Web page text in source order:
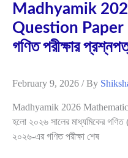
Madhyamik
Question Paper
গণিত পরীক্ষার
February 9, 2026 / By
Madhyamik 2026
হলো ২০২৬ সালের মাধ্যমিকের
২০২৬-এর গণিত পরীক্ষা শেষ